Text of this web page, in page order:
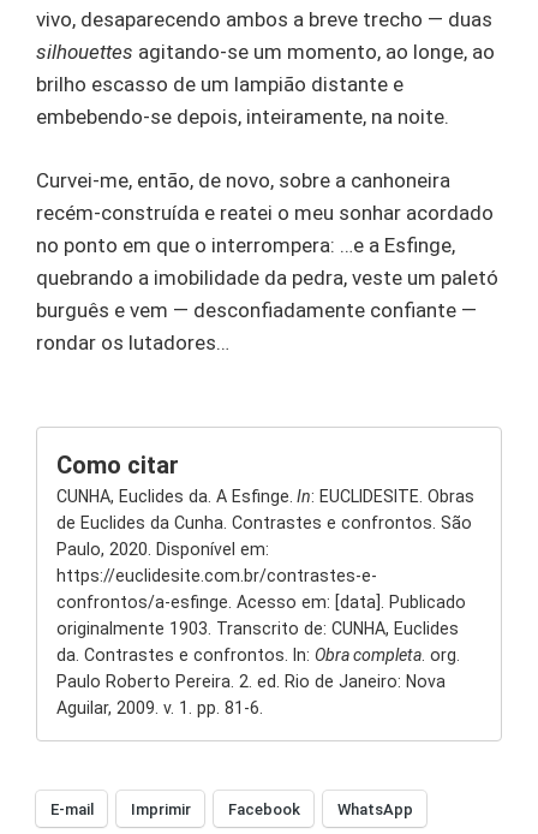
vivo, desaparecendo ambos a breve trecho — duas
silhouettes agitando-se um momento, ao longe, ao
brilho escasso de um lampião distante e
embebendo-se depois, inteiramente, na noite.
Curvei-me, então, de novo, sobre a canhoneira
recém-construída e reatei o meu sonhar acordado
no ponto em que o interrompera: …e a Esfinge,
quebrando a imobilidade da pedra, veste um paletó
burguês e vem — desconfiadamente confiante —
rondar os lutadores…
Como citar
CUNHA, Euclides da. A Esfinge. In: EUCLIDESITE. Obras
de Euclides da Cunha. Contrastes e confrontos. São
Paulo, 2020. Disponível em:
https://euclidesite.com.br/contrastes-e-
confrontos/a-esfinge. Acesso em: [data]. Publicado
originalmente 1903. Transcrito de: CUNHA, Euclides
da. Contrastes e confrontos. In: Obra completa . org.
Paulo Roberto Pereira. 2. ed. Rio de Janeiro: Nova
Aguilar, 2009. v. 1. pp. 81-6.
E-mail Imprimir Facebook WhatsApp